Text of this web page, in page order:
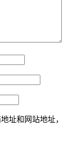
址和网站地址，